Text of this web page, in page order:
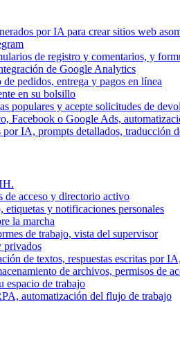
por IA para crear sitios web
de registro y comentarios, y
de Google Analytics
pedidos, entrega y pagos en línea
en su bolsillo
populares y acepte solicitudes de
Facebook o Google Ads,
IA, prompts detallados, traducción
de acceso y directorio activo
etiquetas y notificaciones personales
la marcha
de trabajo, vista del supervisor
privados
de textos, respuestas escritas por
de archivos, permisos de
espacio de trabajo
automatización del flujo de trabajo